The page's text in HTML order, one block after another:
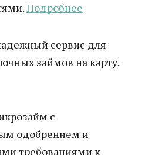
Подробнее
сервис для
займов на карту.
с
одобрением и
требованиями к